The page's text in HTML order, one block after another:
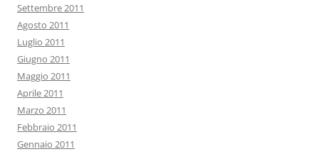
Settembre 2011
Agosto 2011
Luglio 2011
Giugno 2011
Maggio 2011
Aprile 2011
Marzo 2011
Febbraio 2011
Gennaio 2011